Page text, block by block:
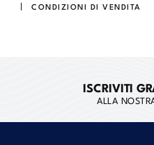
CONDIZIONI DI VENDITA
ISCRIVITI
ALLA